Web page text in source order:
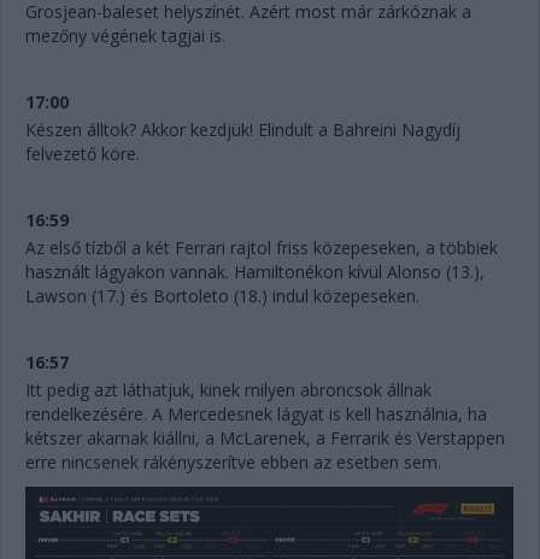
Grosjean-baleset helyszínét. Azért most már zárkóznak a
mezőny végének tagjai is.
17:00
Készen álltok? Akkor kezdjük! Elindult a Bahreini Nagydíj
felvezető köre.
16:59
Az első tízből a két Ferrari rajtol friss közepeseken, a többiek
használt lágyakon vannak. Hamiltonékon kívül Alonso (13.),
Lawson (17.) és Bortoleto (18.) indul közepeseken.
16:57
Itt pedig azt láthatjuk, kinek milyen abroncsok állnak
rendelkezésére. A Mercedesnek lágyat is kell használnia, ha
kétszer akarnak kiállni, a McLarenek, a Ferrarik és Verstappen
erre nincsenek rákényszerítve ebben az esetben sem.